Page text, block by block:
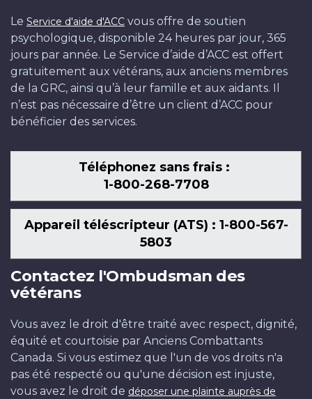
Le Service d'aide d'ACC vous offre de soutien
psychologique, disponible 24 heures par jour, 365
jours par année. Le Service d’aide d’ACC est offert
gratuitement aux vétérans, aux anciens membres
de la GRC, ainsi qu’à leur famille et aux aidants. Il
n’est pas nécessaire d’être un client d’ACC pour
bénéficier des services.
Téléphonez sans frais :
1-800-268-7708
Appareil téléscripteur (ATS) : 1-800-567-
5803
Contactez l'Ombudsman des
vétérans
Vous avez le droit d'être traité avec respect, dignité,
équité et courtoisie par Anciens Combattants
Canada. Si vous estimez que l'un de vos droits n'a
pas été respecté ou qu'une décision est injuste,
vous avez le droit de déposer une plainte auprès de